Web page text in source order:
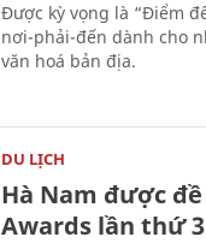
Được kỳ vọng là “Điểm
nơi-phải-đến dành cho
văn hoá bản địa.
DU LỊCH
Hà Nam được
Awards lần thứ